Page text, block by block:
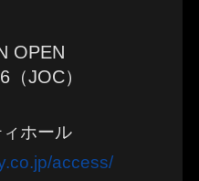
OPEN
JOC）
ホール
access/